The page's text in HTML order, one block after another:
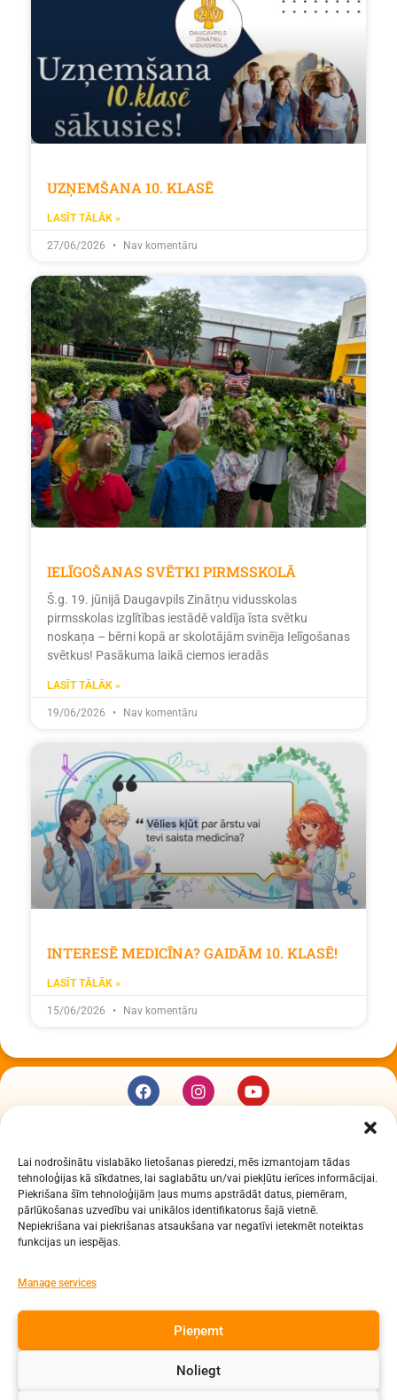
Lai nodrošinātu vislabāko lietošanas pieredzi, mēs izmantojam tādas
tehnoloģijas kā sīkdatnes, lai saglabātu un/vai piekļūtu ierīces informācijai.
Piekrišana šīm tehnoloģijām ļaus mums apstrādāt datus, piemēram,
pārlūkošanas uzvedību vai unikālos identifikatorus šajā vietnē.
Nepiekrišana vai piekrišanas atsaukšana var negatīvi ietekmēt noteiktas
funkcijas un iespējas.
Manage services
Pieņemt
Noliegt
UZŅEMŠANA 10. KLASĒ
LASĪT TĀLĀK »
27/06/2026 Nav komentāru
IELĪGOŠANAS SVĒTKI PIRMSSKOLĀ
Š.g. 19. jūnijā Daugavpils Zinātņu vidusskolas
pirmsskolas izglītības iestādē valdīja īsta svētku
noskaņa – bērni kopā ar skolotājām svinēja Ielīgošanas
svētkus! Pasākuma laikā ciemos ieradās
LASĪT TĀLĀK »
19/06/2026 Nav komentāru
INTERESĒ MEDICĪNA? GAIDĀM 10. KLASĒ!
LASĪT TĀLĀK »
15/06/2026 Nav komentāru
Daugavpils Zinātņu vidusskola
Raiņa iela 30, Daugavpils, LV-5401
Reģ. Nr. 2713903513 (IZM)
Daugavpils valstspilsētas pašvaldība 90000077325
tālr. Direktors: 65423030,
Lietvedis: 65421923